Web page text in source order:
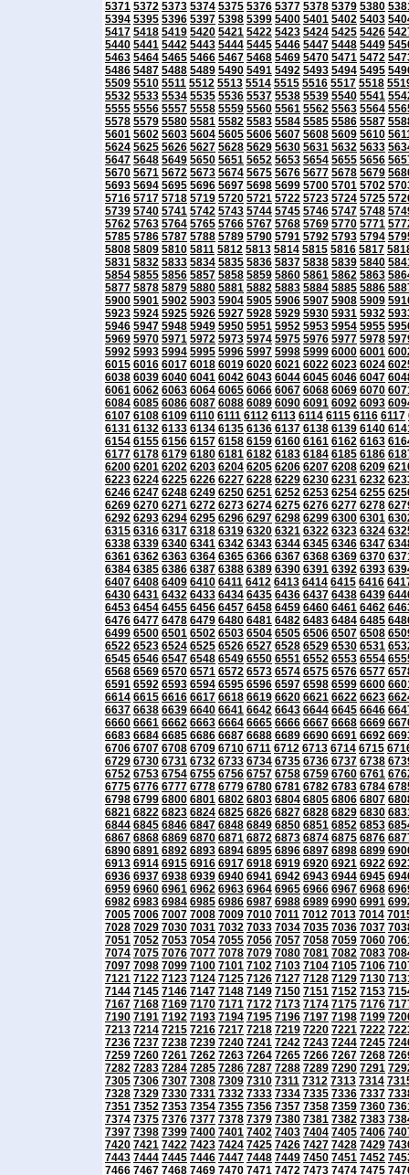
5371 5372 5373 5374 5375 5376 5377 5378 5379 5380
5394 5395 5396 5397 5398 5399 5400 5401 5402 5403
5417 5418 5419 5420 5421 5422 5423 5424 5425 5426
5440 5441 5442 5443 5444 5445 5446 5447 5448 5449
5463 5464 5465 5466 5467 5468 5469 5470 5471 5472
5486 5487 5488 5489 5490 5491 5492 5493 5494 5495
5509 5510 5511 5512 5513 5514 5515 5516 5517 5518
5532 5533 5534 5535 5536 5537 5538 5539 5540 5541
5555 5556 5557 5558 5559 5560 5561 5562 5563 5564
5578 5579 5580 5581 5582 5583 5584 5585 5586 5587
5601 5602 5603 5604 5605 5606 5607 5608 5609 5610
5624 5625 5626 5627 5628 5629 5630 5631 5632 5633
5647 5648 5649 5650 5651 5652 5653 5654 5655 5656
5670 5671 5672 5673 5674 5675 5676 5677 5678 5679
5693 5694 5695 5696 5697 5698 5699 5700 5701 5702
5716 5717 5718 5719 5720 5721 5722 5723 5724 5725
5739 5740 5741 5742 5743 5744 5745 5746 5747 5748
5762 5763 5764 5765 5766 5767 5768 5769 5770 5771
5785 5786 5787 5788 5789 5790 5791 5792 5793 5794
5808 5809 5810 5811 5812 5813 5814 5815 5816 5817
5831 5832 5833 5834 5835 5836 5837 5838 5839 5840
5854 5855 5856 5857 5858 5859 5860 5861 5862 5863
5877 5878 5879 5880 5881 5882 5883 5884 5885 5886
5900 5901 5902 5903 5904 5905 5906 5907 5908 5909
5923 5924 5925 5926 5927 5928 5929 5930 5931 5932
5946 5947 5948 5949 5950 5951 5952 5953 5954 5955
5969 5970 5971 5972 5973 5974 5975 5976 5977 5978
5992 5993 5994 5995 5996 5997 5998 5999 6000 6001
6015 6016 6017 6018 6019 6020 6021 6022 6023 6024
6038 6039 6040 6041 6042 6043 6044 6045 6046 6047
6061 6062 6063 6064 6065 6066 6067 6068 6069 6070
6084 6085 6086 6087 6088 6089 6090 6091 6092 6093
6107 6108 6109 6110 6111 6112 6113 6114 6115 6116 6117
6131 6132 6133 6134 6135 6136 6137 6138 6139 6140
6154 6155 6156 6157 6158 6159 6160 6161 6162 6163
6177 6178 6179 6180 6181 6182 6183 6184 6185 6186
6200 6201 6202 6203 6204 6205 6206 6207 6208 6209
6223 6224 6225 6226 6227 6228 6229 6230 6231 6232
6246 6247 6248 6249 6250 6251 6252 6253 6254 6255
6269 6270 6271 6272 6273 6274 6275 6276 6277 6278
6292 6293 6294 6295 6296 6297 6298 6299 6300 6301
6315 6316 6317 6318 6319 6320 6321 6322 6323 6324
6338 6339 6340 6341 6342 6343 6344 6345 6346 6347
6361 6362 6363 6364 6365 6366 6367 6368 6369 6370
6384 6385 6386 6387 6388 6389 6390 6391 6392 6393
6407 6408 6409 6410 6411 6412 6413 6414 6415 6416
6430 6431 6432 6433 6434 6435 6436 6437 6438 6439
6453 6454 6455 6456 6457 6458 6459 6460 6461 6462
6476 6477 6478 6479 6480 6481 6482 6483 6484 6485
6499 6500 6501 6502 6503 6504 6505 6506 6507 6508
6522 6523 6524 6525 6526 6527 6528 6529 6530 6531
6545 6546 6547 6548 6549 6550 6551 6552 6553 6554
6568 6569 6570 6571 6572 6573 6574 6575 6576 6577
6591 6592 6593 6594 6595 6596 6597 6598 6599 6600
6614 6615 6616 6617 6618 6619 6620 6621 6622 6623
6637 6638 6639 6640 6641 6642 6643 6644 6645 6646
6660 6661 6662 6663 6664 6665 6666 6667 6668 6669
6683 6684 6685 6686 6687 6688 6689 6690 6691 6692
6706 6707 6708 6709 6710 6711 6712 6713 6714 6715
6729 6730 6731 6732 6733 6734 6735 6736 6737 6738
6752 6753 6754 6755 6756 6757 6758 6759 6760 6761
6775 6776 6777 6778 6779 6780 6781 6782 6783 6784
6798 6799 6800 6801 6802 6803 6804 6805 6806 6807
6821 6822 6823 6824 6825 6826 6827 6828 6829 6830
6844 6845 6846 6847 6848 6849 6850 6851 6852 6853
6867 6868 6869 6870 6871 6872 6873 6874 6875 6876
6890 6891 6892 6893 6894 6895 6896 6897 6898 6899
6913 6914 6915 6916 6917 6918 6919 6920 6921 6922
6936 6937 6938 6939 6940 6941 6942 6943 6944 6945
6959 6960 6961 6962 6963 6964 6965 6966 6967 6968
6982 6983 6984 6985 6986 6987 6988 6989 6990 6991
7005 7006 7007 7008 7009 7010 7011 7012 7013 7014
7028 7029 7030 7031 7032 7033 7034 7035 7036 7037
7051 7052 7053 7054 7055 7056 7057 7058 7059 7060
7074 7075 7076 7077 7078 7079 7080 7081 7082 7083
7097 7098 7099 7100 7101 7102 7103 7104 7105 7106
7121 7122 7123 7124 7125 7126 7127 7128 7129 7130
7144 7145 7146 7147 7148 7149 7150 7151 7152 7153
7167 7168 7169 7170 7171 7172 7173 7174 7175 7176
7190 7191 7192 7193 7194 7195 7196 7197 7198 7199
7213 7214 7215 7216 7217 7218 7219 7220 7221 7222
7236 7237 7238 7239 7240 7241 7242 7243 7244 7245
7259 7260 7261 7262 7263 7264 7265 7266 7267 7268
7282 7283 7284 7285 7286 7287 7288 7289 7290 7291
7305 7306 7307 7308 7309 7310 7311 7312 7313 7314
7328 7329 7330 7331 7332 7333 7334 7335 7336 7337
7351 7352 7353 7354 7355 7356 7357 7358 7359 7360
7374 7375 7376 7377 7378 7379 7380 7381 7382 7383
7397 7398 7399 7400 7401 7402 7403 7404 7405 7406
7420 7421 7422 7423 7424 7425 7426 7427 7428 7429
7443 7444 7445 7446 7447 7448 7449 7450 7451 7452
7466 7467 7468 7469 7470 7471 7472 7473 7474 7475